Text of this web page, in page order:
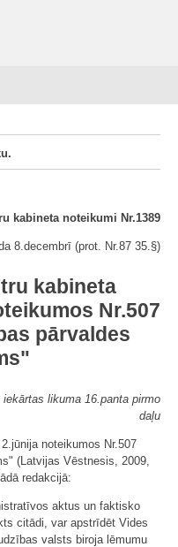
kabineta noteikumi Nr.1389
8.decembrī (prot. Nr.87 35.§)
kabineta
Nr.507
pārvaldes
likuma 16.panta pirmo
daļu
noteikumos Nr.507
(Latvijas Vēstnesis, 2009,
redakcijā:
aktus un faktisko
citādi, var apstrīdēt Vides
valsts biroja lēmumu